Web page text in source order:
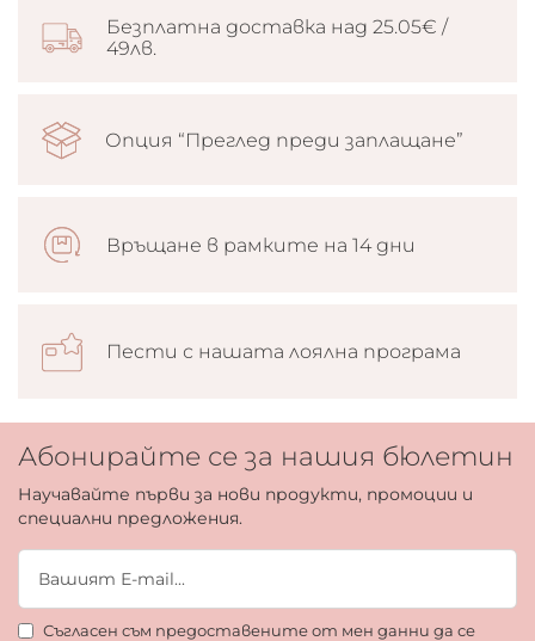
Безплатна доставка над 25.05€ /
49лв.
Опция “Преглед преди заплащане”
Връщане в рамките на 14 дни
Пести с нашата лоялна програма
Абонирайте се за нашия бюлетин
Научавайте първи за нови продукти, промоции и
специални предложения.
Съгласен съм предоставените от мен данни да се